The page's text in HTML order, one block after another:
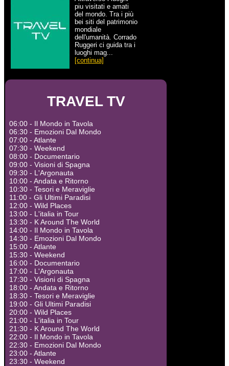
piu visitati e amati
del mondo. Tra i più
bei siti del patrimonio
mondiale
dell'umanità. Corrado
Ruggeri ci guida tra i
luoghi mag...
[continua]
TRAVEL TV
06:00 - Il Mondo in Tavola
06:30 - Emozioni Dal Mondo
07:00 - Atlante
07:30 - Weekend
08:00 - Documentario
09:00 - Visioni di Spagna
09:30 - L'Argonauta
10:00 - Andata e Ritorno
10:30 - Tesori e Meraviglie
11:00 - Gli Ultimi Paradisi
12:00 - Wild Places
13:00 - L'italia in Tour
13:30 - K Around The World
14:00 - Il Mondo in Tavola
14:30 - Emozioni Dal Mondo
15:00 - Atlante
15:30 - Weekend
16:00 - Documentario
17:00 - L'Argonauta
17:30 - Visioni di Spagna
18:00 - Andata e Ritorno
18:30 - Tesori e Meraviglie
19:00 - Gli Ultimi Paradisi
20:00 - Wild Places
21:00 - L'italia in Tour
21:30 - K Around The World
22:00 - Il Mondo in Tavola
22:30 - Emozioni Dal Mondo
23:00 - Atlante
23:30 - Weekend